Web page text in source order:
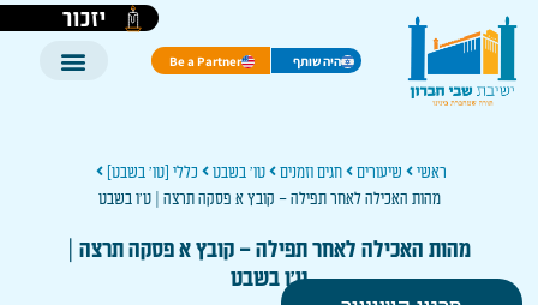
יזכור
היה שותף Be a Partner
ראשי שיעורים חגים וזמנים טו' בשבט
כללי [טו' בשבט]
מהות האכילה לאחר תפילה – קובץ א פסקה תרצה | ט'ו בשבט
מהות האכילה לאחר תפילה – קובץ א פסקה תרצה |
ט'ו בשבט